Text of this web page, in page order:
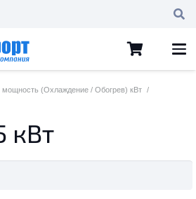
мощность (Охлаждение / Обогрев) кВт /
кВт